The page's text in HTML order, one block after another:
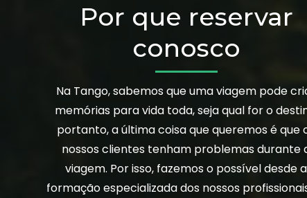
Por que reservar
conosco
Na Tango, sabemos que uma viagem pode
memórias para vida toda, seja qual for o
portanto, a última coisa que queremos é que
nossos clientes tenham problemas durante
viagem. Por isso, fazemos o possível desde a
formação especializada dos nossos